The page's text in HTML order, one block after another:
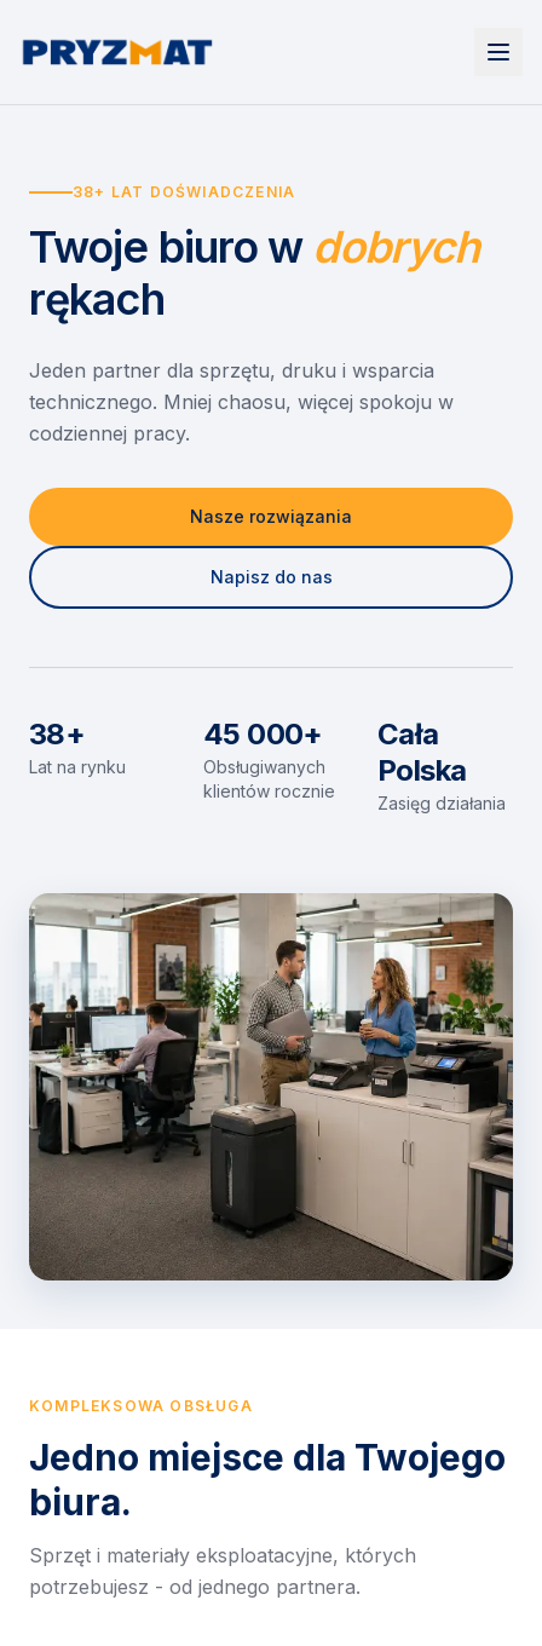
Urządzenia
Drukarki i urządzenia wielofunkcyjne
Etykiety i identyfikacja
Skanery i obieg dokumentów
Monitory interaktywne
Niszczarki dokumentów
Wynajem drukarek
Wynajem urządzeń biurowych
Asystent druku
EZD RP
Misja szkoła
Serwis
O nas
Kontakt
38+ LAT DOŚWIADCZENIA
Twoje biuro w dobrych
rękach
Jeden partner dla sprzętu, druku i wsparcia
technicznego. Mniej chaosu, więcej spokoju w
codziennej pracy.
Nasze rozwiązania
Napisz do nas
38+
Lat na rynku
45 000+
Obsługiwanych
klientów rocznie
Cała
Polska
Zasięg działania
KOMPLEKSOWA OBSŁUGA
Jedno miejsce dla Twojego
biura.
Sprzęt i materiały eksploatacyjne, których
potrzebujesz - od jednego partnera.